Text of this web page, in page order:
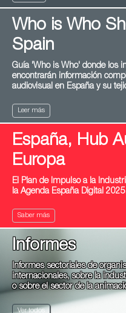
Who is Who
Spain
Guía 'Who is Who' donde los
encontrarán información
audiovisual en España y su
Leer más
España, Hub
Europa
El Plan de Impulso a la
la Agenda España Digital
Saber más
Informes
Informes sectoriales de
internacionales, sobre la
o sobre el sector de la
Ver todos